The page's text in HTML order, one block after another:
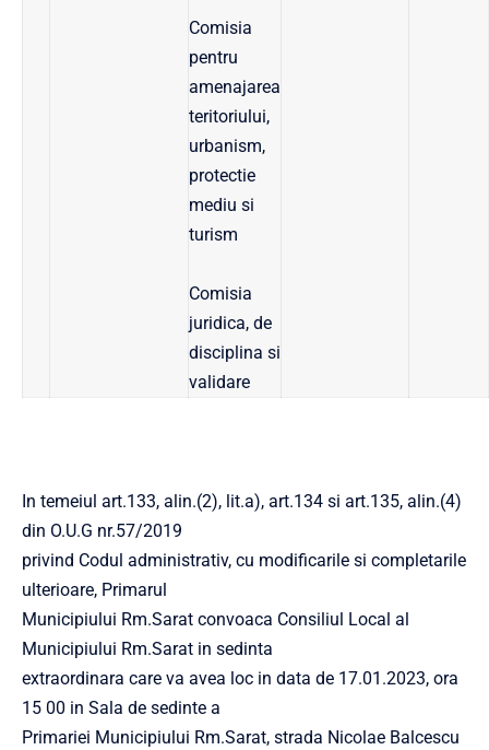
Comisia
pentru
amenajarea
teritoriului,
urbanism,
protectie
mediu si
turism
Comisia
juridica, de
disciplina si
validare
In temeiul art.133, alin.(2), lit.a), art.134 si art.135, alin.(4)
din O.U.G nr.57/2019
privind Codul administrativ, cu modificarile si completarile
ulterioare, Primarul
Municipiului Rm.Sarat convoaca Consiliul Local al
Municipiului Rm.Sarat in sedinta
extraordinara care va avea loc in data de 17.01.2023, ora
15 00 in Sala de sedinte a
Primariei Municipiului Rm.Sarat, strada Nicolae Balcescu